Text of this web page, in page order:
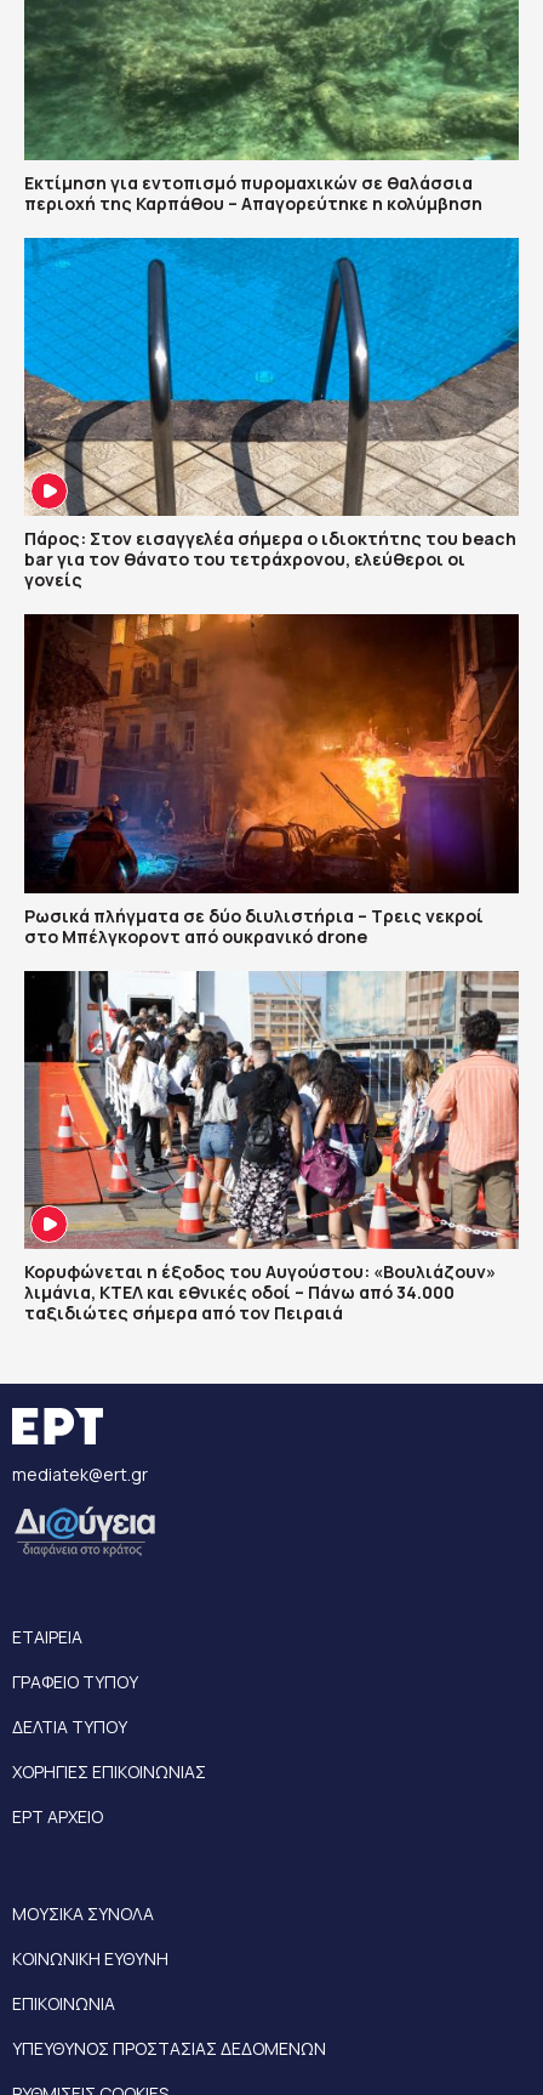
Εκτίμηση για εντοπισμό πυρομαχικών σε θαλάσσια
περιοχή της Καρπάθου – Απαγορεύτηκε η κολύμβηση
Πάρος: Στον εισαγγελέα σήμερα ο ιδιοκτήτης του beach
bar για τον θάνατο του τετράχρονου, ελεύθεροι οι
γονείς
Ρωσικά πλήγματα σε δύο διυλιστήρια – Τρεις νεκροί
στο Μπέλγκοροντ από ουκρανικό drone
Κορυφώνεται η έξοδος του Αυγούστου: «Βουλιάζουν»
λιμάνια, ΚΤΕΛ και εθνικές οδοί – Πάνω από 34.000
ταξιδιώτες σήμερα από τον Πειραιά
mediatek@ert.gr
ΕΤΑΙΡΕΙΑ
ΓΡΑΦΕΙΟ ΤΥΠΟΥ
ΔΕΛΤΙΑ ΤΥΠΟΥ
ΧΟΡΗΓΙΕΣ ΕΠΙΚΟΙΝΩΝΙΑΣ
ΕΡΤ ΑΡΧΕΙΟ
ΜΟΥΣΙΚΑ ΣΥΝΟΛΑ
ΚΟΙΝΩΝΙΚΗ ΕΥΘΥΝΗ
ΕΠΙΚΟΙΝΩΝΙΑ
ΥΠΕΥΘΥΝΟΣ ΠΡΟΣΤΑΣΙΑΣ ΔΕΔΟΜΕΝΩΝ